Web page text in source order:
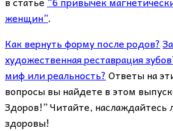
женщин”.
Как вернуть форму после родов?
художественная реставрация
миф или реальность? Ответы на
вопросы вы найдете в этом
Здоров!” Читайте, наслаждайтесь
здоровы!